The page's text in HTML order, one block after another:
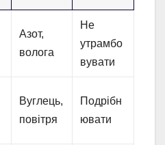
Азот,
волога
Не
утрамбо
вувати
Вуглець,
повітря
Подрібн
ювати